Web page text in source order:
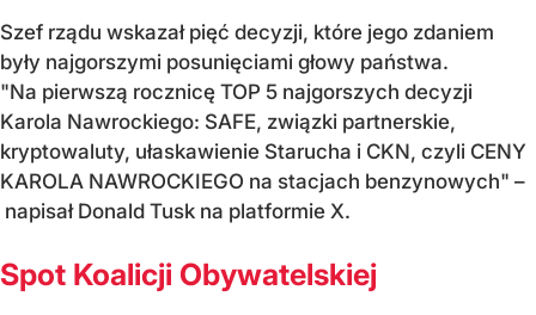
Szef rządu wskazał pięć decyzji, które jego zdaniem
były najgorszymi posunięciami głowy państwa.
"Na pierwszą rocznicę TOP 5 najgorszych decyzji
Karola Nawrockiego: SAFE, związki partnerskie,
kryptowaluty, ułaskawienie Starucha i CKN, czyli CENY
KAROLA NAWROCKIEGO na stacjach benzynowych" –
napisał Donald Tusk na platformie X.
Spot Koalicji Obywatelskiej